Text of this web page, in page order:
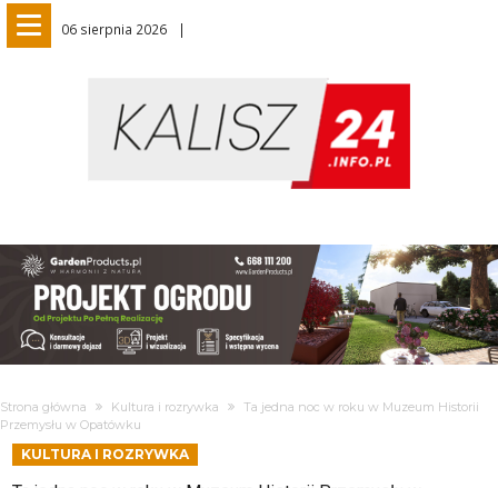
06 sierpnia 2026
Strona główna Kultura i rozrywka
Ta jedna noc w roku w Muzeum Historii
Przemysłu w Opatówku
KULTURA I ROZRYWKA